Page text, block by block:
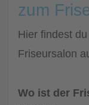
zum
Hier findest
Friseursalon
Wo ist der